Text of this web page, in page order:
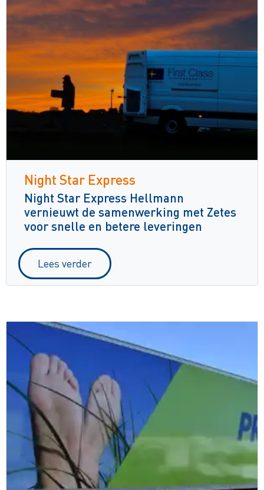
Night Star Express
Night Star Express Hellmann
vernieuwt de samenwerking met Zetes
voor snelle en betere leveringen
Lees verder